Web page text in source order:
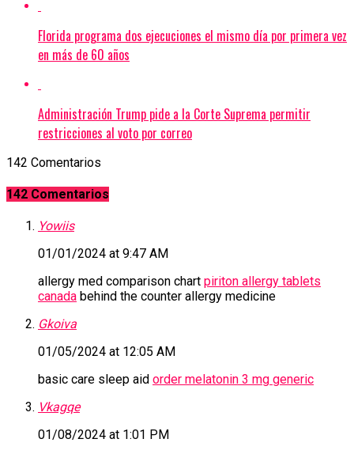
Florida programa dos ejecuciones el mismo día por primera vez
en más de 60 años
Administración Trump pide a la Corte Suprema permitir
restricciones al voto por correo
142 Comentarios
142 Comentarios
Yowiis
01/01/2024 at 9:47 AM
allergy med comparison chart piriton allergy tablets
canada behind the counter allergy medicine
Gkoiva
01/05/2024 at 12:05 AM
basic care sleep aid order melatonin 3 mg generic
Vkagqe
01/08/2024 at 1:01 PM